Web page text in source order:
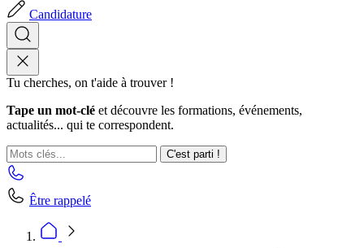
Candidature
Tu cherches, on t'aide à trouver !
Tape un mot-clé et découvre les formations, événements,
actualités... qui te correspondent.
C'est parti !
Être rappelé